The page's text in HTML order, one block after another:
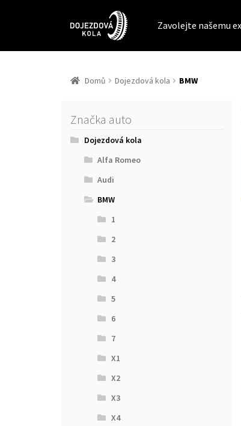
Zavolejte našemu
Domů Dojezdová kola BMW
Značka auto
Dojezdová kola
Alfa Romeo
Audi
BMW
1
2
3
4
5
6
7
X1
X2
X3
X4